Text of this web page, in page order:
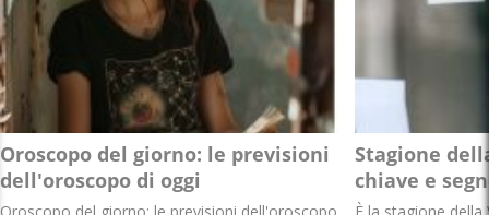
Oroscopo del giorno: le previsioni
dell'oroscopo di oggi
Stagione
chiave e